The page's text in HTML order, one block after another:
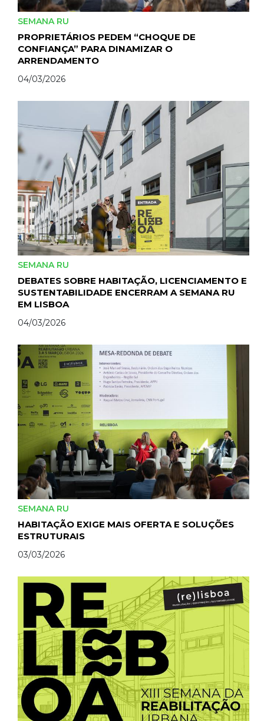
SEMANA RU
PROPRIETÁRIOS PEDEM “CHOQUE DE
CONFIANÇA” PARA DINAMIZAR O
ARRENDAMENTO
04/03/2026
SEMANA RU
DEBATES SOBRE HABITAÇÃO, LICENCIAMENTO E
SUSTENTABILIDADE ENCERRAM A SEMANA RU
EM LISBOA
04/03/2026
SEMANA RU
HABITAÇÃO EXIGE MAIS OFERTA E SOLUÇÕES
ESTRUTURAIS
03/03/2026